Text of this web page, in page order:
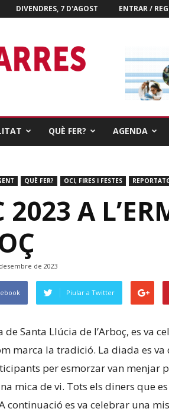
DIVENDRES, 7 D'AGOST ENTRAR /
QUÈ FER? AGENDA
QUÈ FER? OCI, FIRES I FESTES
2023 A
de 2023
Piular a Twitter
de Santa Llúcia de l’Arboç, es va
marca la tradició. La diada es
per esmorzar van menjar
mica de vi. Tots els diners que
continuació es va celebrar una